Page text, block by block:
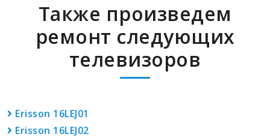
Также произведем
ремонт следующих
телевизоров
Erisson 16LEJ01
Erisson 16LEJ02